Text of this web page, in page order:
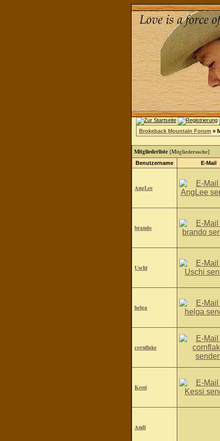
Brokeback Mountain Forum »
Mitgliederliste [Mitgliedersuche]
Benutzername E-Mail
AngLee
brando
Uschi
helga
cornflake
Kessi
Andi